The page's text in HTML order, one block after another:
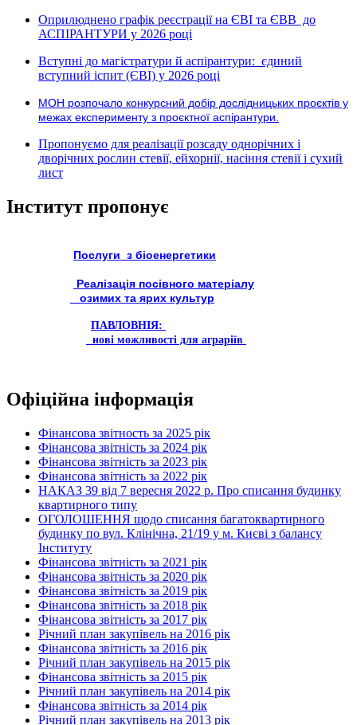
Оприлюднено графік реєстрації на ЄВІ та ЄВВ до
АСПІРАНТУРИ у 2026 році
Вступні до магістратури й аспірантури: єдиний
вступний іспит (ЄВІ) у 2026 році
МОН розпочало конкурсний добір дослідницьких проєктів у
межах експерименту з проєктної аспірантури.
Пропонуємо для реалізації розсаду однорічних і
дворічних рослин стевії, ейхорнії, насіння стевії і сухий
лист
Інститут пропонує
Послуги з біоенергетики
Реалізація посівного матеріалу
озимих та ярих культур
ПАВЛОВНІЯ:
нові можливості для аграріїв
Офіційна інформація
Фінансова звітность за 2025 рік
Фінансова звітність за 2024 рік
Фінансова звітність за 2023 рік
Фінансова звітність за 2022 рік
НАКАЗ 39 від 7 вересня 2022 р. Про списання будинку
квартирного типу
ОГОЛОШЕННЯ щодо списання багатоквартирного
будинку по вул. Клінічна, 21/19 у м. Києві з балансу
Інституту
Фінансова звітність за 2021 рік
Фінансова звітність за 2020 рік
Фінансова звітність за 2019 рік
Фінансова звітність за 2018 рік
Фінансова звітність за 2017 рік
Річний план закупівель на 2016 рік
Фінансова звітність за 2016 рік
Річний план закупівель на 2015 рік
Фінансова звітність за 2015 рік
Річний план закупівель на 2014 рік
Фінансова звітність за 2014 рік
Річний план закупівель на 2013 рік